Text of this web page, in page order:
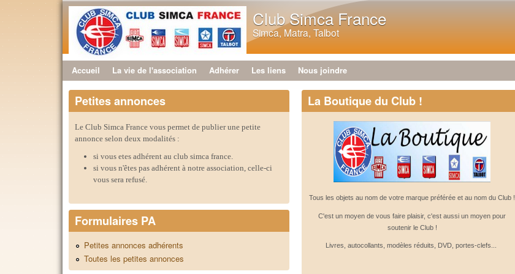
Club Simca France
Simca, Matra, Talbot
Menu principal
Accueil La vie de l'association Adhérer Les liens Nous joindre
Petites annonces
Le Club Simca France vous permet de publier une petite
annonce selon deux modalités :
si vous etes adhérent au club simca france.
si vous n'êtes pas adhérent à notre association, celle-ci
vous sera refusé.
Formulaires PA
Petites annonces adhérents
Toutes les petites annonces
La Boutique du Club !
Tous les objets au nom de votre marque préférée et au nom du Club !
C'est un moyen de vous faire plaisir, c'est aussi un moyen pour
soutenir le Club !
Livres, autocollants, modèles réduits, DVD, portes-clefs...